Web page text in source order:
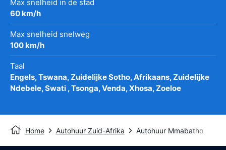
Max snelheid in de stad
60 km/h
Max snelheid snelweg
100 km/h
Taal
Engels, Tswana, Zuidelijke Sotho, Afrikaans, Zuidelijke
Ndebele, Swati , Tsonga, Venda, Xhosa, Zoeloe
Home Autohuur Zuid-Afrika Autohuur Mmabatho